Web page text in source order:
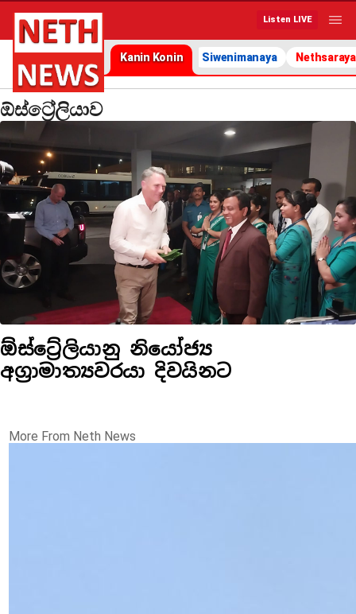
Listen LIVE
Kanin Konin Siwenimanaya Nethsaraya
ඕස්ට්‍රේලියාව
ඕස්ට්‍රේලියානු නියෝජ්‍ය
අග්‍රාමාත්‍යවරයා දිවයිනට
More From Neth News